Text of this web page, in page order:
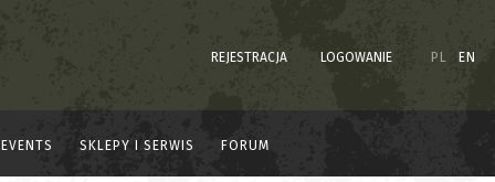
REJESTRACJA LOGOWANIE PL EN
EVENTS SKLEPY I SERWIS FORUM